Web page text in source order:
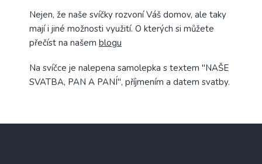
Nejen, že naše svíčky rozvoní Váš domov, ale taky
mají i jiné možnosti využití. O kterých si můžete
přečíst na našem blogu
Na svíčce je nalepena samolepka s textem "NAŠE
SVATBA, PAN A PANÍ", příjmením a datem svatby.